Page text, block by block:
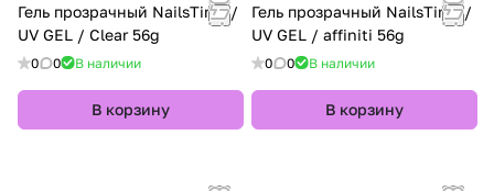
Гель прозрачный NailsTime /
UV GEL / Clear 56g
0 0 В наличии
В корзину
Гель прозрачный NailsTime /
UV GEL / affiniti 56g
0 0 В наличии
В корзину